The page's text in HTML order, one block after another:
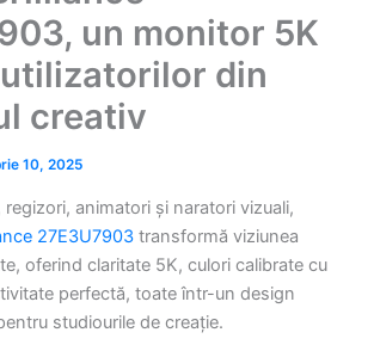
un monitor 5K
din
creativ
10, 2025
regizori, animatori și naratori vizuali,
27E3U7903 transformă viziunea
oferind claritate 5K, culori calibrate cu
perfectă, toate într-un design
studiourile de creație.